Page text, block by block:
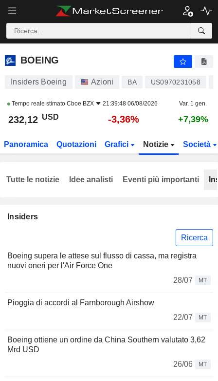
BOEING
BOEING
Insiders Boeing Azioni BA US0970231058
Tempo reale stimato Cboe BZX 21:39:48 06/08/2026 Var. 1 gen.
232,12 USD -3,36% +7,39%
Panoramica Quotazioni Grafici Notizie Società
Insiders
Ricerca
Boeing supera le attese sul flusso di cassa, ma registra
nuovi oneri per l'Air Force One
28/07
MT
Pioggia di accordi al Farnborough Airshow
22/07
MT
Boeing ottiene un ordine da China Southern valutato 3,62
Mrd USD
26/06
MT
Tutte le notizie Idee analisti Eventi più importanti